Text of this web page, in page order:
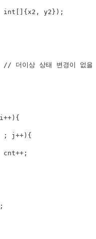
y2});
이상 상태 변경이 없을
; j++){
cnt++;